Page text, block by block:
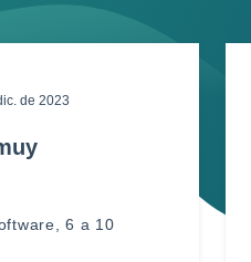
de 2023
6 a 10